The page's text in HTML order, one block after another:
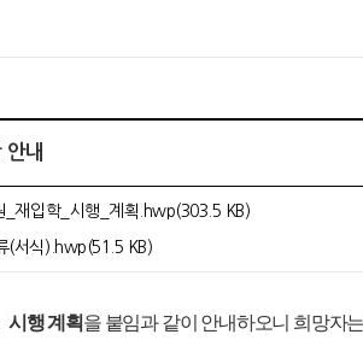
내
_재입학_시행_계획.hwp(303.5 KB)
(서식).hwp(51.5 KB)
시행 계획을 붙임과 같이 안내하오니 희망자